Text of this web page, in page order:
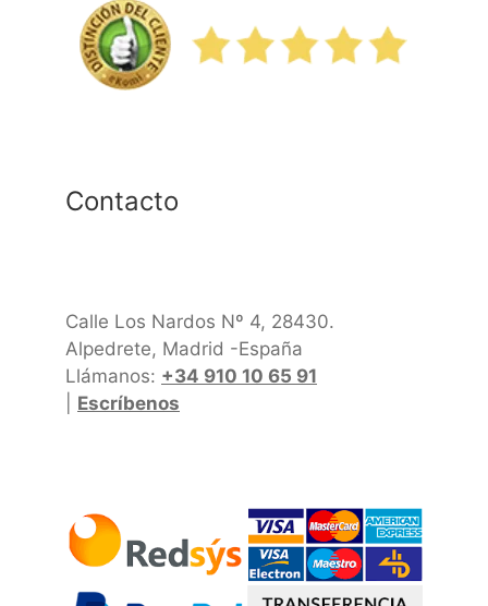
Contacto
Calle Los Nardos Nº 4, 28430.
Alpedrete, Madrid -España
Llámanos: +34 910 10 65 91
Escríbenos